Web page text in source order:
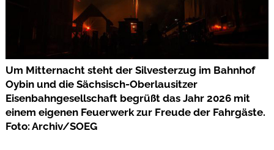
Um Mitternacht steht der Silvesterzug im Bahnhof
Oybin und die Sächsisch-Oberlausitzer
Eisenbahngesellschaft begrüßt das Jahr 2026 mit
einem eigenen Feuerwerk zur Freude der Fahrgäste.
Foto: Archiv/SOEG